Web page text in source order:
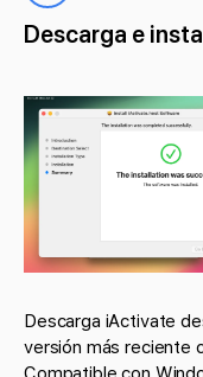
Descarga e
Descarga iActivate
versión más reciente